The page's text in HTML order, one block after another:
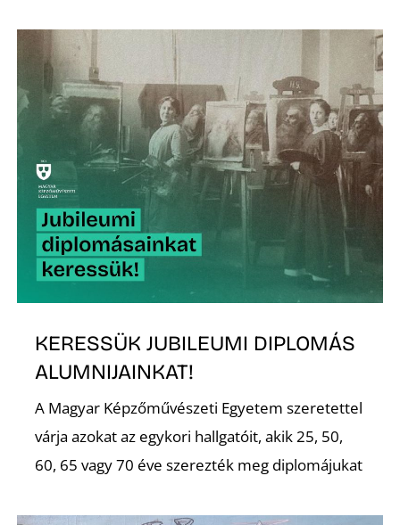
KERESSÜK JUBILEUMI DIPLOMÁS
ALUMNIJAINKAT!
A Magyar Képzőművészeti Egyetem szeretettel
várja azokat az egykori hallgatóit, akik 25, 50,
60, 65 vagy 70 éve szerezték meg diplomájukat